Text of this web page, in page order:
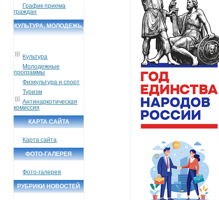
График приема
граждан
КУЛЬТУРА, МОЛОДЕЖЬ,
Культура
Молодежные
программы
Физкультура и спорт
Туризм
Антинаркотическая
комиссия
КАРТА САЙТА
Карта сайта
ФОТО-ГАЛЕРЕЯ
Фото-галерея
РУБРИКИ НОВОСТЕЙ